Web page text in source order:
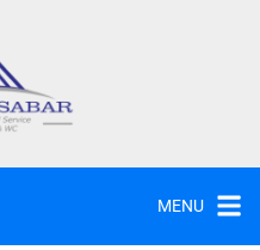
MENU